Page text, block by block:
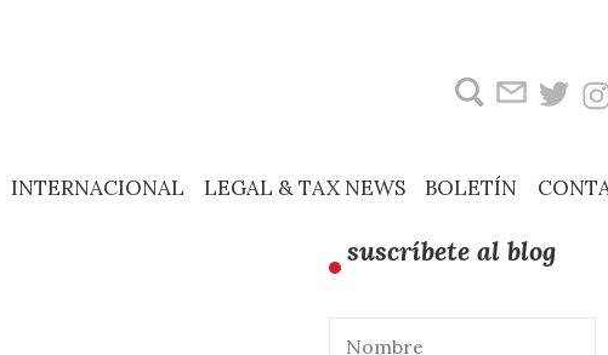
INTERNACIONAL LEGAL & TAX NEWS BOLETÍN
suscríbete al blog